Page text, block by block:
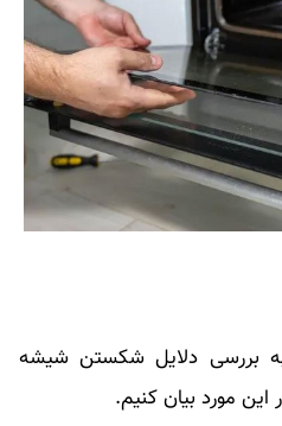
بررسی دلایل شکستن شیشه
این مورد بیان کنیم.